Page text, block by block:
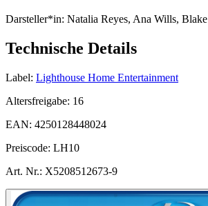
Darsteller*in: Natalia Reyes, Ana Wills, Blake
Technische Details
Label: Lighthouse Home Entertainment
Altersfreigabe: 16
EAN: 4250128448024
Preiscode: LH10
Art. Nr.: X5208512673-9